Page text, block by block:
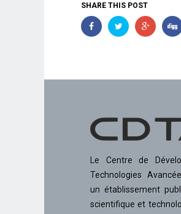
SHARE THIS POST
Le Centre de
Technologies
un établissement
scientifique et